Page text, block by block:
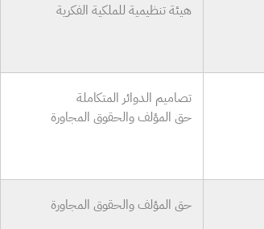
هيئة تنظيمية للملكية الفكرية
تصاميم الدوائر المتكاملة
حق المؤلف والحقوق المجاورة
حق المؤلف والحقوق المجاورة